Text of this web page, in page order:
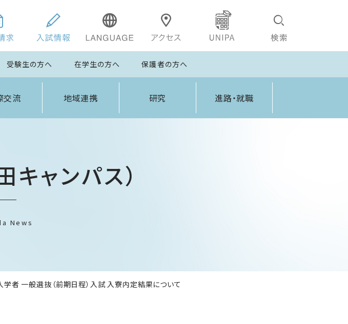
受験生の方へ 在学生の方へ 保護者の方へ
交流 地域連携 研究 進路・就職
キャンパス）
News
者 一般選抜（前期日程）入試 入寮内定結果について